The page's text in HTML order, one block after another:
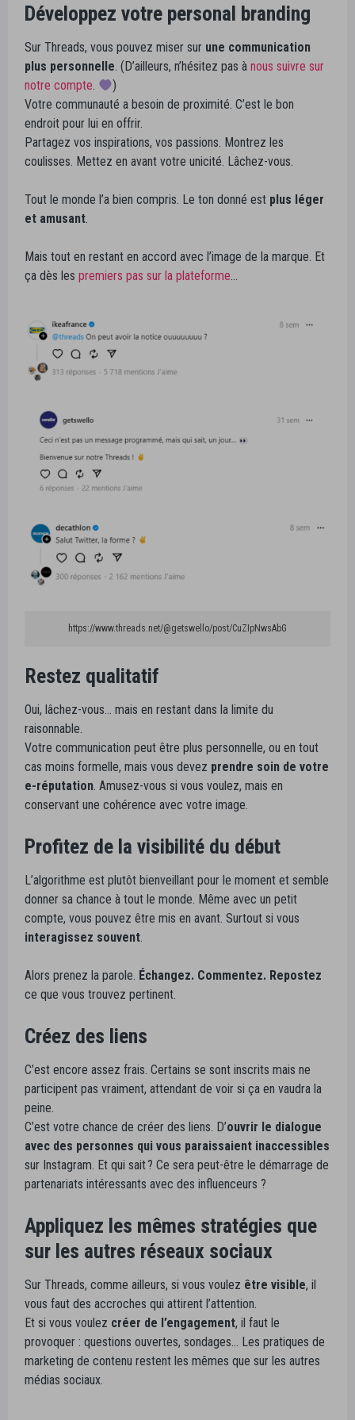
Développez votre personal branding
Sur Threads, vous pouvez miser sur une communication
plus personnelle. (D’ailleurs, n’hésitez pas à nous suivre sur
notre compte.
)
Votre communauté a besoin de proximité. C’est le bon
endroit pour lui en offrir.
Partagez vos inspirations, vos passions. Montrez les
coulisses. Mettez en avant votre unicité. Lâchez-vous.
Tout le monde l’a bien compris. Le ton donné est plus léger
et amusant.
Mais tout en restant en accord avec l’image de la marque. Et
ça dès les premiers pas sur la plateforme…
https://www.threads.net/@getswello/post/CuZIpNwsAbG
Restez qualitatif
Oui, lâchez-vous… mais en restant dans la limite du
raisonnable.
Votre communication peut être plus personnelle, ou en tout
cas moins formelle, mais vous devez prendre soin de votre
e-réputation. Amusez-vous si vous voulez, mais en
conservant une cohérence avec votre image.
Profitez de la visibilité du début
L’algorithme est plutôt bienveillant pour le moment et semble
donner sa chance à tout le monde. Même avec un petit
compte, vous pouvez être mis en avant. Surtout si vous
interagissez souvent.
Alors prenez la parole. Échangez. Commentez. Repostez
ce que vous trouvez pertinent.
Créez des liens
C’est encore assez frais. Certains se sont inscrits mais ne
participent pas vraiment, attendant de voir si ça en vaudra la
peine.
C’est votre chance de créer des liens. D’ouvrir le dialogue
avec des personnes qui vous paraissaient inaccessibles
sur Instagram. Et qui sait ? Ce sera peut-être le démarrage de
partenariats intéressants avec des influenceurs ?
Appliquez les mêmes stratégies que
sur les autres réseaux sociaux
Sur Threads, comme ailleurs, si vous voulez être visible, il
vous faut des accroches qui attirent l’attention.
Et si vous voulez créer de l’engagement, il faut le
provoquer : questions ouvertes, sondages… Les pratiques de
marketing de contenu restent les mêmes que sur les autres
médias sociaux.